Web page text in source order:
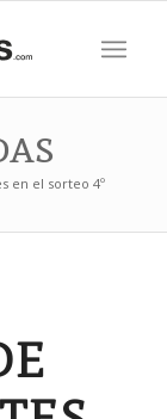
en el sorteo 4º